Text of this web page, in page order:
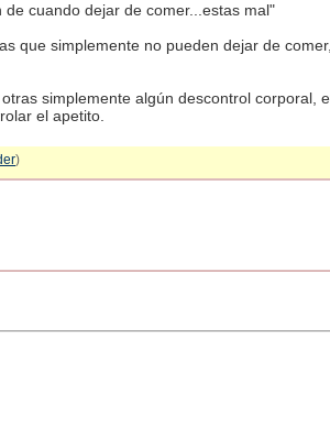
cuando dejar de comer...estas mal"
que simplemente no pueden dejar de
simplemente algún descontrol corporal,
el apetito.
)